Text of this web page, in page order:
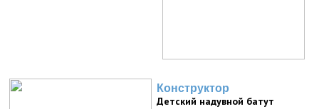
Конструктор
Детский надувной батут